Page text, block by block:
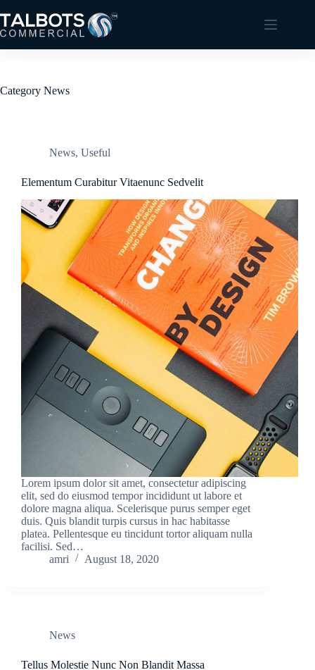
to
content
Category News
News, Useful
Elementum Curabitur Vitaenunc Sedvelit
Lorem ipsum dolor sit amet, consectetur adipiscing
elit, sed do eiusmod tempor incididunt ut labore et
dolore magna aliqua. Scelerisque purus semper eget
duis. Quis blandit turpis cursus in hac habitasse
platea. Pellentesque eu tincidunt tortor aliquam nulla
facilisi. Sed…
amri
August 18, 2020
News
Tellus Molestie Nunc Non Blandit Massa